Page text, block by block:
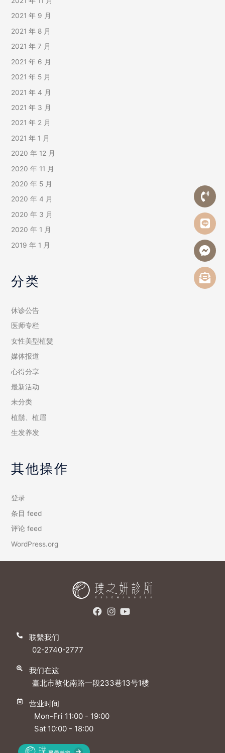
2021 年 9 月
2021 年 8 月
2021 年 7 月
2021 年 6 月
2021 年 5 月
2021 年 4 月
2021 年 3 月
2021 年 2 月
2021 年 1 月
2020 年 12 月
2020 年 11 月
2020 年 5 月
2020 年 4 月
2020 年 3 月
2020 年 1 月
2019 年 1 月
分类
休诊公告
医师专栏
女性美型植髮
媒体报道
心得分享
最新活动
未分类
植鬍、植眉
生发养发
其他操作
登录
条目 feed
评论 feed
WordPress.org
联繫我们
02-2740-2777
我们在这
臺北市敦化南路一段233巷13号1楼
营业时间
Mon-Fri 11:00 - 19:00
Sat 10:00 - 18:00